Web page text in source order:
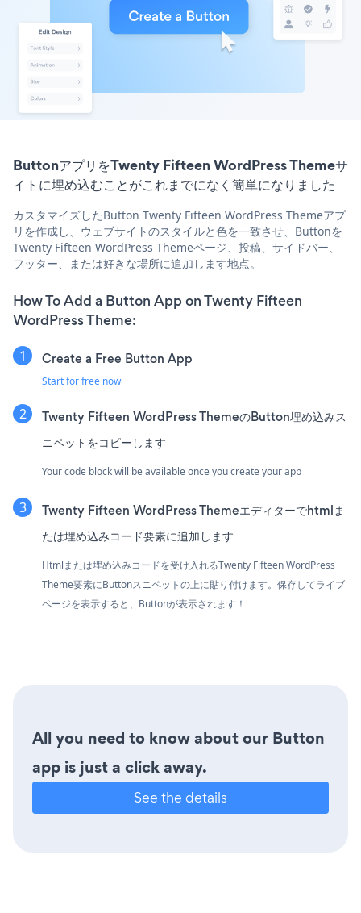
ButtonアプリをTwenty Fifteen WordPress Themeサ
イトに埋め込むことがこれまでになく簡単になりました
カスタマイズしたButton Twenty Fifteen WordPress Themeアプ
リを作成し、ウェブサイトのスタイルと色を一致させ、Buttonを
Twenty Fifteen WordPress Themeページ、投稿、サイドバー、
フッター、または好きな場所に追加します地点。
How To Add a Button App on Twenty Fifteen
WordPress Theme:
Create a Free Button App
Start for free now
Twenty Fifteen WordPress ThemeのButton埋め込みス
ニペットをコピーします
Your code block will be available once you create your app
Twenty Fifteen WordPress Themeエディターでhtmlま
たは埋め込みコード要素に追加します
Htmlまたは埋め込みコードを受け入れるTwenty Fifteen WordPress
Theme要素にButtonスニペットの上に貼り付けます。保存してライブ
ページを表示すると、Buttonが表示されます！
All you need to know about our Button
app is just a click away.
See the details